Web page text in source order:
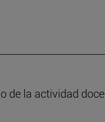
de la actividad